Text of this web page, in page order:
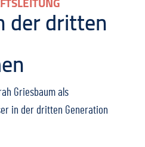
der dritten
Griesbaum als
in der dritten Generation